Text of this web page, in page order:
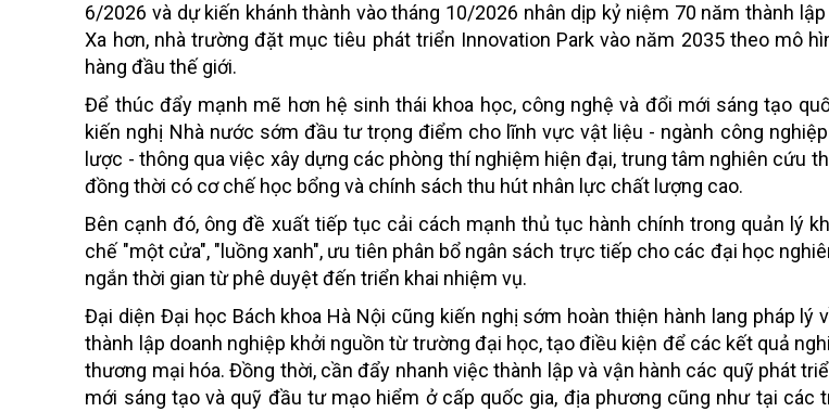
6/2026 và dự kiến khánh thành vào tháng 10/2026 nhân dịp kỷ niệm 70 năm thành
Xa hơn, nhà trường đặt mục tiêu phát triển Innovation Park vào năm 2035 theo mô
hàng đầu thế giới.
Để thúc đẩy mạnh mẽ hơn hệ sinh thái khoa học, công nghệ và đổi mới sáng tạo
kiến nghị Nhà nước sớm đầu tư trọng điểm cho lĩnh vực vật liệu - ngành công
lược - thông qua việc xây dựng các phòng thí nghiệm hiện đại, trung tâm nghiên cứu
đồng thời có cơ chế học bổng và chính sách thu hút nhân lực chất lượng cao.
Bên cạnh đó, ông đề xuất tiếp tục cải cách mạnh thủ tục hành chính trong quản lý
chế "một cửa", "luồng xanh", ưu tiên phân bổ ngân sách trực tiếp cho các đại học
ngắn thời gian từ phê duyệt đến triển khai nhiệm vụ.
Đại diện Đại học Bách khoa Hà Nội cũng kiến nghị sớm hoàn thiện hành lang pháp lý
thành lập doanh nghiệp khởi nguồn từ trường đại học, tạo điều kiện để các kết quả
thương mại hóa. Đồng thời, cần đẩy nhanh việc thành lập và vận hành các quỹ phát
mới sáng tạo và quỹ đầu tư mạo hiểm ở cấp quốc gia, địa phương cũng như tại các